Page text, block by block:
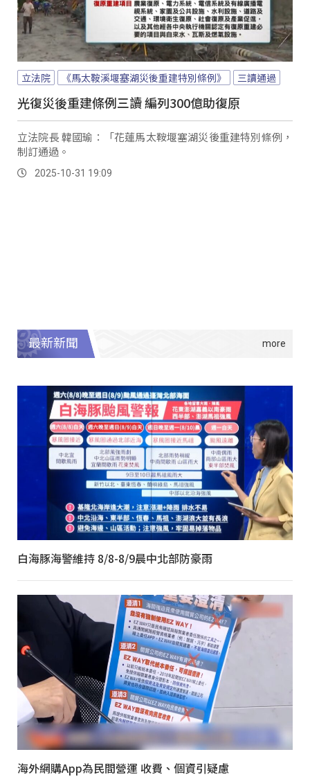
立法院 《馬太鞍溪堰塞湖災後重建特別條例》 三讀通過
光復災後重建條例三讀 編列300億助復原
立法院長 韓國瑜：「花蓮馬太鞍堰塞湖災後重建特別條例，
制訂通過。
2025-10-31 19:09
最新新聞
白海豚海警維持 8/8-8/9晨中北部防豪雨
海外網購App為民間營運 收費、個資引疑慮